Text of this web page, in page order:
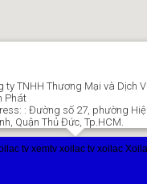
ty TNHH Thương Mại và Dịch
Phát
: Đường số 27, phường
Quận Thủ Đức, Tp.HCM.
tv xemtv xoilac tv xoilac